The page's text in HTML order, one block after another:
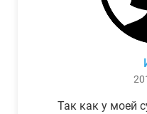
Так как у моей